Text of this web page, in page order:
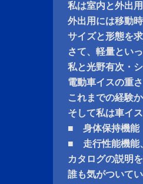
私は室内と外出
外出用には移動
サイズと形態を
さて、軽量とい
私と光野有次・
電動車イスの重
これまでの経験
そして私は車イ
■ 身体保持機能
■ 走行性能機能
カタログの説明
誰も気がついて